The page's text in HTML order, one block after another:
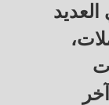
في العديد